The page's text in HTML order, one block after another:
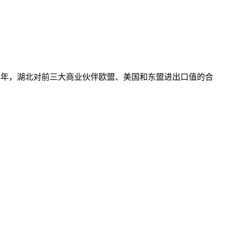
年，湖北对前三大商业伙伴欧盟、美国和东盟进出口值的合